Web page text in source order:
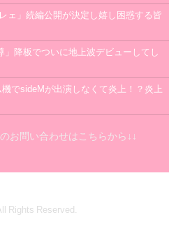
ェ」続編公開が決定し嬉し困惑する皆
」降板でついに地上波デビューしてし
でsideMが出演しなくて炎上！？炎上
お問い合わせはこちらから↓↓
Rights Reserved.